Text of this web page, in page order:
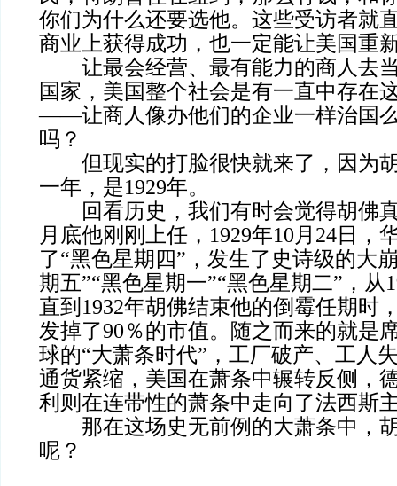
你们为什么还要选他。这些受访者就
商业上获得成功，也一定能让美国重
让最会经营、最有能力的商人去
国家，美国整个社会是有一直中存在
——让商人像办他们的企业一样治国
吗？
但现实的打脸很快就来了，因为
一年，是1929年。
回看历史，我们有时会觉得胡佛真
月底他刚刚上任，1929年10月24日，
了“黑色星期四”，发生了史诗级的大
期五”“黑色星期一”“黑色星期二”，从
直到1932年胡佛结束他的倒霉任期时
发掉了90％的市值。随之而来的就是
球的“大萧条时代”，工厂破产、工人
通货紧缩，美国在萧条中辗转反侧，
利则在连带性的萧条中走向了法西斯
那在这场史无前例的大萧条中，
呢？